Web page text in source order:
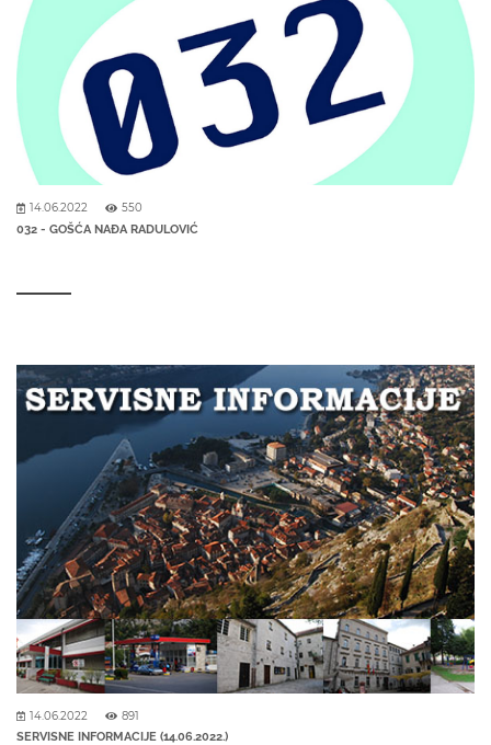
14.06.2022 550
032 - GOŠĆA NAĐA RADULOVIĆ
14.06.2022 891
SERVISNE INFORMACIJE (14.06.2022.)